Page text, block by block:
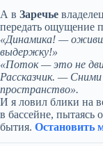
А в Заречье
передать ощущение
«Динамика! —
выдержку!»
«Поток — это не
Рассказчик. —
пространство».
И я ловил блики на
в бассейне, пытаясь
бытия. Остановить